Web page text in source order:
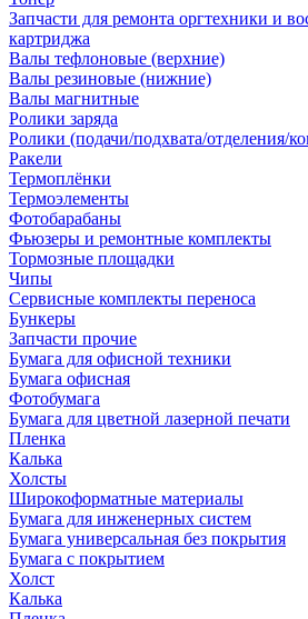
Запчасти для ремонта оргтехники и
картриджа
Валы тефлоновые (верхние)
Валы резиновые (нижние)
Валы магнитные
Ролики заряда
Ролики (подачи/подхвата/отделения/
Ракели
Термоплёнки
Термоэлементы
Фотобарабаны
Фьюзеры и ремонтные комплекты
Тормозные площадки
Чипы
Сервисные комплекты переноса
Бункеры
Запчасти прочие
Бумага для офисной техники
Бумага офисная
Фотобумага
Бумага для цветной лазерной печати
Пленка
Калька
Холсты
Широкоформатные материалы
Бумага для инженерных систем
Бумага универсальная без покрытия
Бумага с покрытием
Холст
Калька